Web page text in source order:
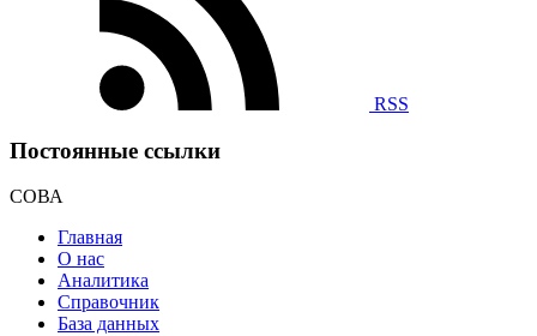
RSS
Постоянные ссылки
СОВА
Главная
О нас
Аналитика
Справочник
База данных